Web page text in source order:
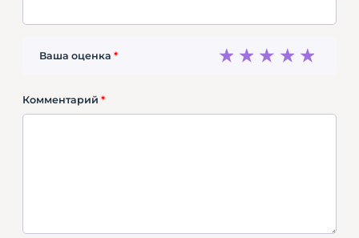
Ваша оценка * 4
3
2
1
Комментарий *